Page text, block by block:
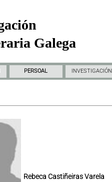
Galega
PERSOAL INVESTIGACIÓN
Rebeca Castiñeiras Varela